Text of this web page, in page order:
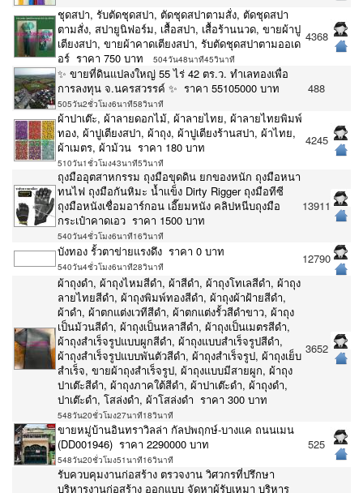
ชุดสปา, รับตัดชุดสปา, ตัดชุดสปาตามสั่ง, ตัดชุดสปา
ตามสั่ง, สปายูนิฟอร์ม, เสื้อสปา, เสื้อร้านนวด, ขายผ้าปู
เตียงสปา, ขายผ้าคาดเตียงสปา, รับตัดชุดสปาตามออเด
อร์ ราคา 750 บาท
504วัน48นาที45วินาที
4368
✨ ขายที่ดินแปลงใหญ่ 55 ไร่ 42 ตร.ว. ทำเลทองเพื่อ
การลงทุน จ.นครสวรรค์ ✨ ราคา 55105000 บาท
505วัน2ชั่วโมง6นาที58วินาที
488
ผ้าปาเต๊ะ, ผ้าลายดอกไม้, ผ้าลายไทย, ผ้าลายไทยพิมพ์
ทอง, ผ้าปูเตียงสปา, ผ้าถุง, ผ้าปูเตียงร้านสปา, ผ้าไทย,
ผ้าเมตร, ผ้าม้วน ราคา 180 บาท
510วัน1ชั่วโมง43นาที5วินาที
4245
ถุงมืออุตสาหกรรม ถุงมือขุดดิน ยกของหนัก ถุงมือหนา
ทนไฟ ถุงมือกันหิมะ น้ำเเข็ง Dirty Rigger ถุงมือทีซี
ถุงมือหนังเชื่อมอาร์กอน เอี๊ยมหนัง คลิปหนีบถุงมือ
กระเป๋าคาดเอว ราคา 1500 บาท
540วัน4ชั่วโมง6นาที16วินาที
13911
บังทอง รั้วตาข่ายแรงดึง ราคา 0 บาท
540วัน4ชั่วโมง6นาที28วินาที
12790
ผ้าถุงดำ, ผ้าถุงไหมสีดำ, ผ้าสีดำ, ผ้าถุงโทเลสีดำ, ผ้าถุง
ลายไทยสีดำ, ผ้าถุงพิมพ์ทองสีดำ, ผ้าถุงผ้าฝ้ายสีดำ,
ผ้าดำ, ผ้าตกแต่งเวทีสีดำ, ผ้าตกแต่งรั้วสีดำขาว, ผ้าถุง
เป็นม้วนสีดำ, ผ้าถุงเป็นหลาสีดำ, ผ้าถุงเป็นเมตรสีดำ,
ผ้าถุงสำเร็จรูปแบบผูกสีดำ, ผ้าถุงแบบสำเร็จรูปสีดำ,
ผ้าถุงสำเร็จรูปแบบพันตัวสีดำ, ผ้าถุงสำเร็จรูป, ผ้าถุงเย็บ
สำเร็จ, ขายผ้าถุงสำเร็จรูป, ผ้าถุงแบบมีสายผูก, ผ้าถุง
ปาเต๊ะสีดำ, ผ้าถุงภาคใต้สีดำ, ผ้าปาเต๊ะดำ, ผ้าถุงดำ,
ปาเต๊ะดำ, โสล่งดำ, ผ้าโสล่งดำ ราคา 300 บาท
548วัน20ชั่วโมง27นาที18วินาที
3652
ขายหมู่บ้านอินทราวิลล่า กัลปพฤกษ์-บางแค ถนนเมน
(DD001946) ราคา 2290000 บาท
548วัน20ชั่วโมง51นาที16วินาที
525
รับควบคุมงานก่อสร้าง ตรวจงาน วิศวกรที่ปรึกษา
บริหารงานก่อสร้าง ออกแบบ จัดหาผู้รับเหมา บริหาร